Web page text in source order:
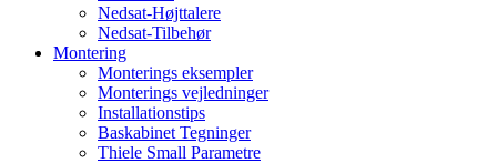
Nedsat-Højttalere
Nedsat-Tilbehør
Montering
Monterings eksempler
Monterings vejledninger
Installationstips
Baskabinet Tegninger
Thiele Small Parametre